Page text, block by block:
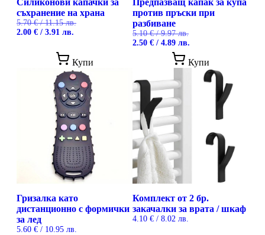
съхранение на храна
5.70€/ 11.15 лв.
Original
2.00 € / 3.91 лв.
2.00 €
/
3.91 лв..
Купи
has
multiple
variants.
The
options
may
be
chosen
on
the
product
page
против пръски при
разбиване
5.10€/ 9.97 лв.
Original
/
9.97 лв..
2.50 € / 4.89 лв.
е:
2.50 €
Купи
Гризалка като
дистанционно с формички
за лед
5.60 € / 10.95 лв.
Комплект от 2 бр.
закачалки за врата / шкаф
4.10 € / 8.02 лв.